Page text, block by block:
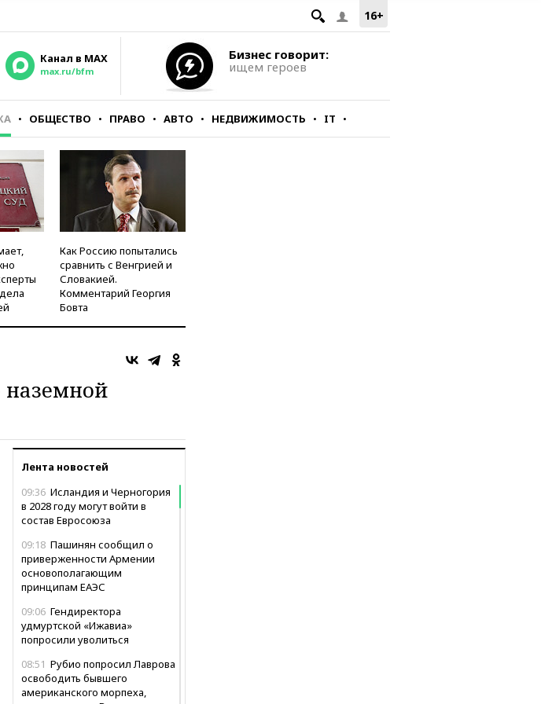
16+
Канал в MAX
max.ru/bfm
Бизнес говорит:
ищем героев
ОБЩЕСТВО ПРАВО АВТО НЕДВИЖИМОСТЬ IT
Как Россию попытались
сравнить с Венгрией и
Словакией.
Комментарий Георгия
Бовта
Лента новостей
09:36 Исландия и Черногория
в 2028 году могут войти в
состав Евросоюза
09:18 Пашинян сообщил о
приверженности Армении
основополагающим
принципам ЕАЭС
09:06 Гендиректора
удмуртской «Ижавиа»
попросили уволиться
08:51 Рубио попросил Лаврова
освободить бывшего
американского морпеха,